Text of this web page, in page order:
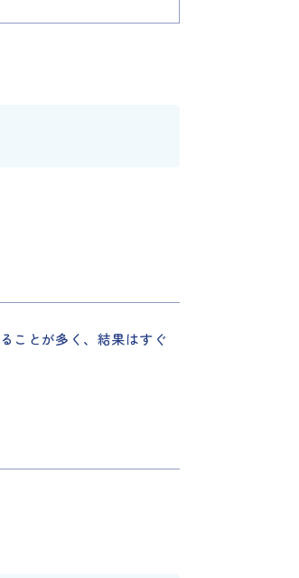
ことが多く、結果はすぐ